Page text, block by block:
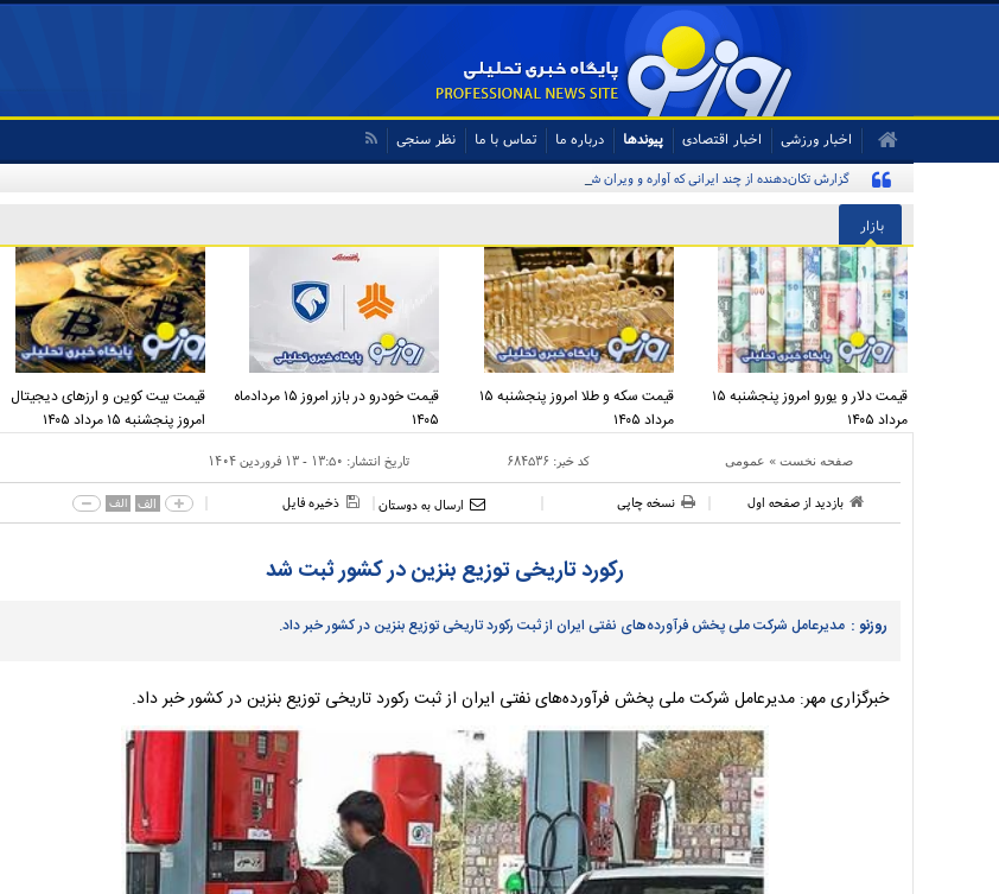
اخبار ورزشی اخبار اقتصادی پیوندها درباره ما تماس با ما نظر سنجی
گزارش تکان‌دهنده از چند ایرانی که آواره و ویران شده‌اند
بازار
قیمت دلار و یورو امروز پنجشنبه ۱۵
مرداد ۱۴۰۵
قیمت سکه و طلا امروز پنجشنبه ۱۵
مرداد ۱۴۰۵
قیمت خودرو در بازر امروز ۱۵ مردادماه
۱۴۰۵
قیمت بیت کوین و ارز‌های دیجیتال
امروز پنجشنبه ۱۵ مرداد ۱۴۰۵
صفحه نخست » عمومی کد خبر:۶۸۴۵۳۶ تاریخ انتشار: ۱۳:۵۰ - ۱۳ فروردين ۱۴۰۴
بازدید از صفحه اول نسخه چاپی ارسال به دوستان ذخیره فایل الف الف
رکورد تاریخی توزیع بنزین در کشور ثبت شد
روزنو : مدیرعامل شرکت ملی پخش فرآورده‌های نفتی ایران از ثبت رکورد تاریخی توزیع بنزین در کشور خبر داد.
خبرگزاری مهر: مدیرعامل شرکت ملی پخش فرآورده‌های نفتی ایران از ثبت رکورد تاریخی توزیع بنزین در کشور خبر داد.